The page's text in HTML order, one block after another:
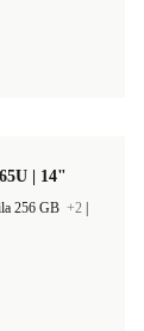
| 14"
256 GB +2